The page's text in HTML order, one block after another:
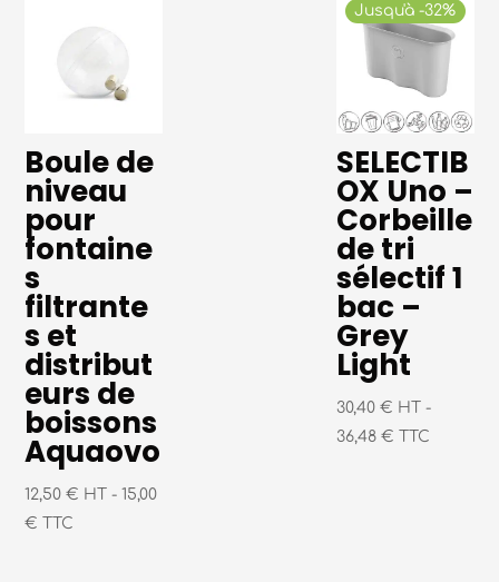
Boule de
niveau
pour
fontaine
s
filtrante
s et
distribut
eurs de
boissons
Aquaovo
12,50 € HT -15,00
€ TTC
Jusqu'à -32%
SELECTIB
OX Uno –
Corbeille
de tri
sélectif 1
bac –
Grey
Light
30,40 € HT
-
36,48 € TTC